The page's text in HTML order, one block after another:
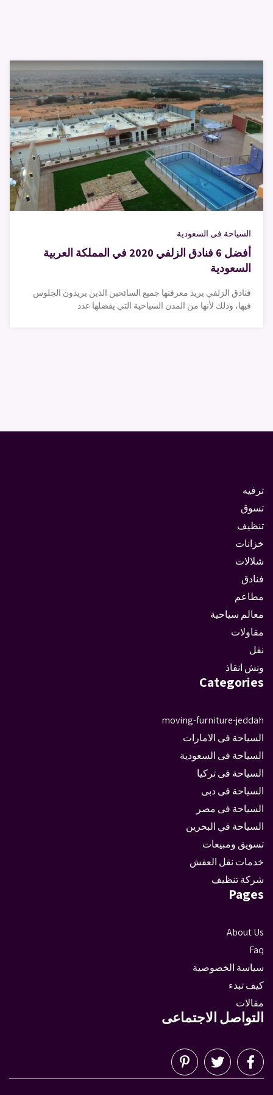
السياحة فى السعودية
أفضل 6 فنادق الزلفي 2020 في المملكة العربية
السعودية
فنادق الزلفي يريد معرفتها جميع السائحين الذين يريدون الجلوس
فيها، وذلك لأنها من المدن السياحية التي يفضلها عدد
ترفيه
تسوق
تنظيف
خزانات
شلالات
فنادق
مطاعم
معالم سياحية
مقاولات
نقل
ونش انقاذ
Categories
moving-furniture-jeddah
السياحة فى الامارات
السياحة فى السعودية
السياحة فى تركيا
السياحة فى دبى
السياحة فى مصر
السياحة في البحرين
تسويق ومبيعات
خدمات نقل العفش
شركة تنظيف
Pages
About Us
Faq
سياسة الخصوصية
كيف تبدء
مقالات
التواصل الاجتماعى